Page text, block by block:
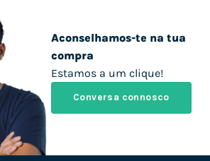
Aconselhamos-te na tua
compra
Estamos a um clique!
Conversa connosco